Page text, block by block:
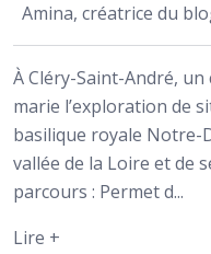
Amina, créatrice du
À Cléry-Saint-André,
marie l’exploration de
basilique royale Notre-
vallée de la Loire et de
parcours : Permet d...
Lire +